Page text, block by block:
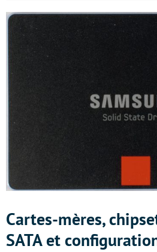
Cartes-mères,
SATA et